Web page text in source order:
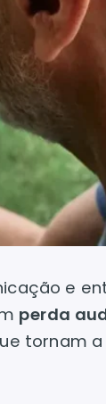
e
perda
tornam